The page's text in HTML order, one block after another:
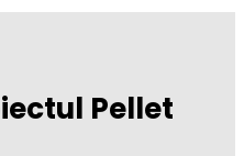
Pellet